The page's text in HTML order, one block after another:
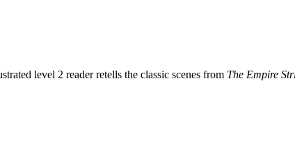
level 2 reader retells the classic scenes from The Empire